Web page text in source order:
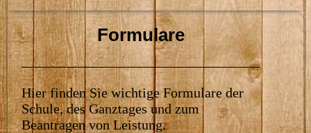
Formulare
Hier finden Sie wichtige Formulare der
Schule, des Ganztages und zum
Beantragen von Leistung.